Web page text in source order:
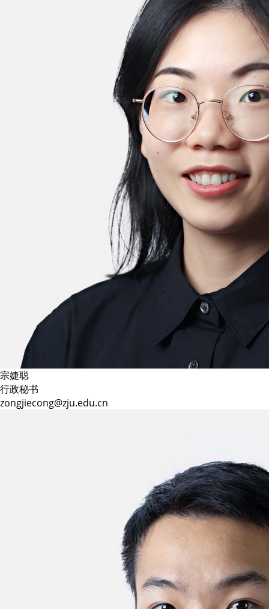
宗婕聪
行政秘书
zongjiecong@zju.edu.cn